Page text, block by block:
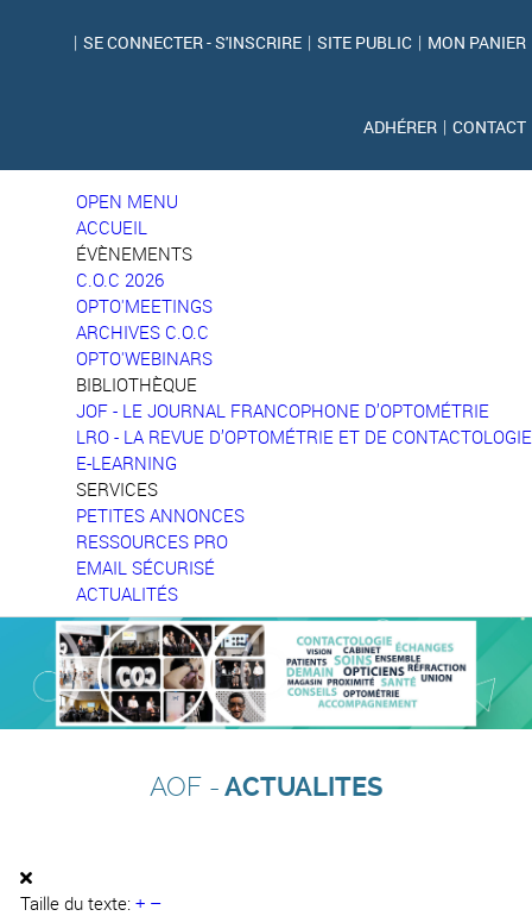
MON PANIER
|
SITE PUBLIC
|
SE CONNECTER - S'INSCRIRE
|
CONTACT
|
ADHÉRER
OPEN MENU
ACCUEIL
ÉVÈNEMENTS
C.O.C 2026
OPTO'MEETINGS
ARCHIVES C.O.C
OPTO'WEBINARS
BIBLIOTHÈQUE
JOF - LE JOURNAL FRANCOPHONE D’OPTOMÉTRIE
LRO - LA REVUE D’OPTOMÉTRIE ET DE CONTACTOLOGIE
E-LEARNING
SERVICES
PETITES ANNONCES
RESSOURCES PRO
EMAIL SÉCURISÉ
ACTUALITÉS
AOF -ACTUALITES
Taille du texte: + –